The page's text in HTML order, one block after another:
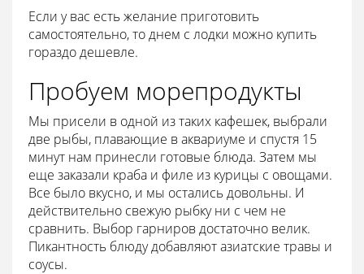
Если у вас есть желание приготовить
самостоятельно, то днем с лодки можно купить
гораздо дешевле.
Пробуем морепродукты
Мы присели в одной из таких кафешек, выбрали
две рыбы, плавающие в аквариуме и спустя 15
минут нам принесли готовые блюда. Затем мы
еще заказали краба и филе из курицы с овощами.
Все было вкусно, и мы остались довольны. И
действительно свежую рыбку ни с чем не
сравнить. Выбор гарниров достаточно велик.
Пикантность блюду добавляют азиатские травы и
соусы.